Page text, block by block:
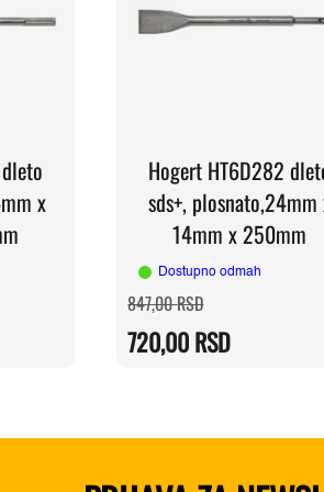
x
Hogert HT6D282
sds+, plosnato,24mm
14mm x 250mm
Dostupno odmah
847,00RSDOriginalna
cena
bila:
847,00 RSD.
720,00RSD
Trenutna
cena
720,00 RSD.